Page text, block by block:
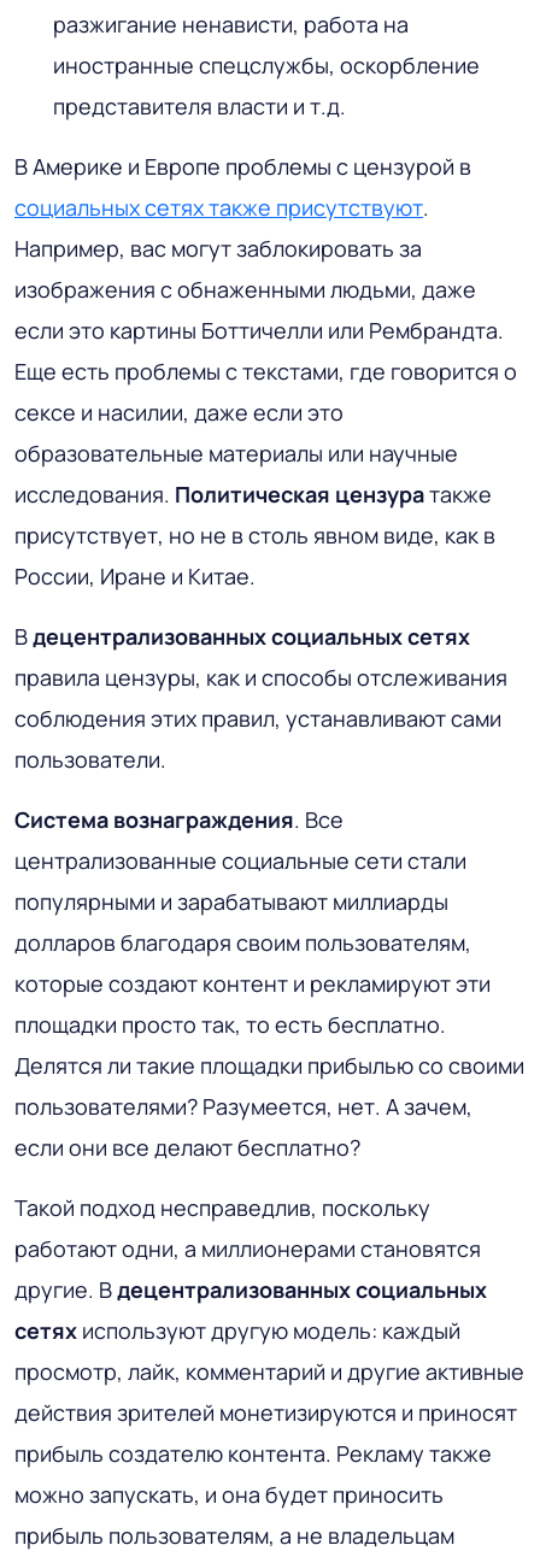
разжигание ненависти, работа на
иностранные спецслужбы, оскорбление
представителя власти и т.д.
В Америке и Европе проблемы с цензурой в
социальных сетях также присутствуют.
Например, вас могут заблокировать за
изображения с обнаженными людьми, даже
если это картины Боттичелли или Рембрандта.
Еще есть проблемы с текстами, где говорится о
сексе и насилии, даже если это
образовательные материалы или научные
исследования. Политическая цензуратакже
присутствует, но не в столь явном виде, как в
России, Иране и Китае.
Вдецентрализованных социальных сетях
правила цензуры, как и способы отслеживания
соблюдения этих правил, устанавливают сами
пользователи.
Система вознаграждения. Все
централизованные социальные сети стали
популярными и зарабатывают миллиарды
долларов благодаря своим пользователям,
которые создают контент и рекламируют эти
площадки просто так, то есть бесплатно.
Делятся ли такие площадки прибылью со своими
пользователями? Разумеется, нет. А зачем,
если они все делают бесплатно?
Такой подход несправедлив, поскольку
работают одни, а миллионерами становятся
другие. Вдецентрализованных социальных
сетях используют другую модель: каждый
просмотр, лайк, комментарий и другие активные
действия зрителей монетизируются и приносят
прибыль создателю контента. Рекламу также
можно запускать, и она будет приносить
прибыль пользователям, а не владельцам